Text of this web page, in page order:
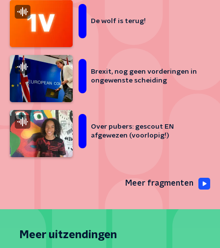
De wolf is terug!
Brexit, nog geen vorderingen in
ongewenste scheiding
Over pubers: gescout EN
afgewezen (voorlopig!)
Meer fragmenten
Meer uitzendingen